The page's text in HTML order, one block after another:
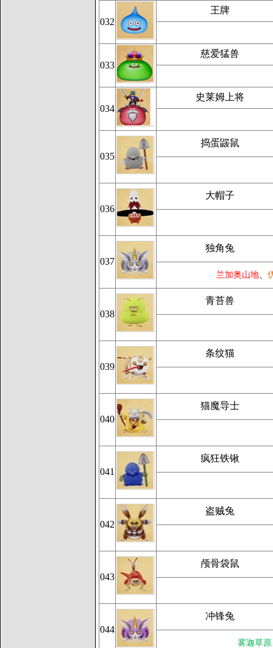
032
王牌
033
慈爱猛兽
034
史莱姆上将
035
捣蛋鼹鼠
036
大帽子
037
独角兔
兰加奥山地、
038
青苔兽
039
条纹猫
040
猫魔导士
041
疯狂铁锹
042
盗贼兔
043
颅骨袋鼠
044
冲锋兔
雾迦草原